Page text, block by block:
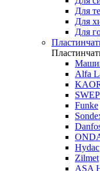
Для
Для
Для
Alfa
Funke
Hydac
Zilmet
ASA